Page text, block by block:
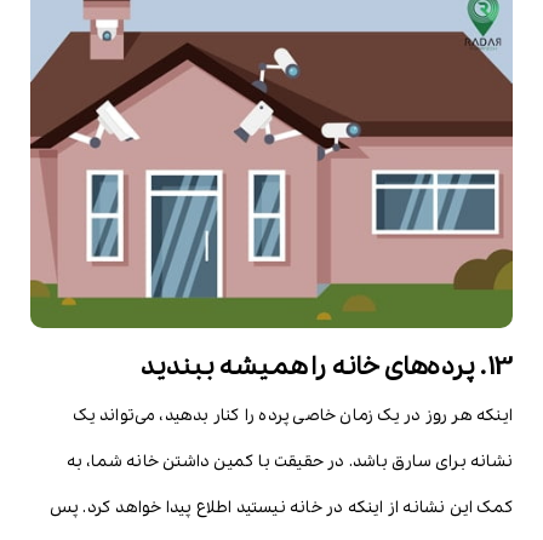
13. پرده‌های خانه را همیشه ببندید
اینکه هر روز در یک زمان خاصی پرده را کنار بدهید، می‌تواند یک
نشانه برای سارق باشد. در حقیقت با کمین داشتن خانه شما، به
کمک این نشانه از اینکه در خانه نیستید اطلاع پیدا خواهد کرد. پس